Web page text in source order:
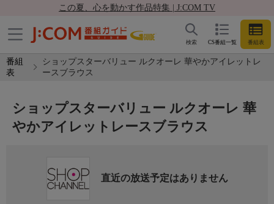
この夏、心を動かす作品特集 | J:COM TV
CS番組一覧 番組表
検索
番組
表
ショップスターバリュー ルクオーレ 華やかアイレットレ
ースブラウス
ショップスターバリュー ルクオーレ 華
やかアイレットレースブラウス
直近の放送予定はありません